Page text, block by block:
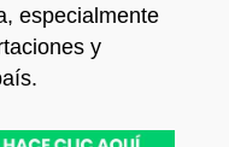
especialmente
y